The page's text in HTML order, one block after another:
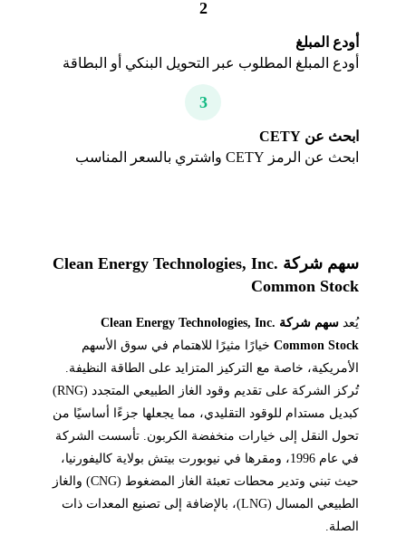
2
أودع المبلغ
أودع المبلغ المطلوب عبر التحويل البنكي أو البطاقة
3
ابحث عن CETY
ابحث عن الرمز CETY واشتري بالسعر المناسب
سهم شركة Clean Energy Technologies, Inc.
Common Stock
يُعد
سهم شركة Clean Energy Technologies, Inc.
Common Stockخيارًا مثيرًا للاهتمام في سوق الأسهم
الأمريكية، خاصة مع التركيز المتزايد على الطاقة النظيفة.
تُركز الشركة على تقديم وقود الغاز الطبيعي المتجدد (RNG)
كبديل مستدام للوقود التقليدي، مما يجعلها جزءًا أساسيًا من
تحول النقل إلى خيارات منخفضة الكربون. تأسست الشركة
في عام 1996، ومقرها في نيوبورت بيتش بولاية كاليفورنيا،
حيث تبني وتدير محطات تعبئة الغاز المضغوط (CNG) والغاز
الطبيعي المسال (LNG)، بالإضافة إلى تصنيع المعدات ذات
الصلة.